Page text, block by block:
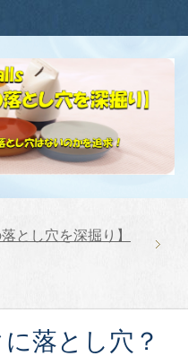
とし穴を深掘り】
落とし穴？